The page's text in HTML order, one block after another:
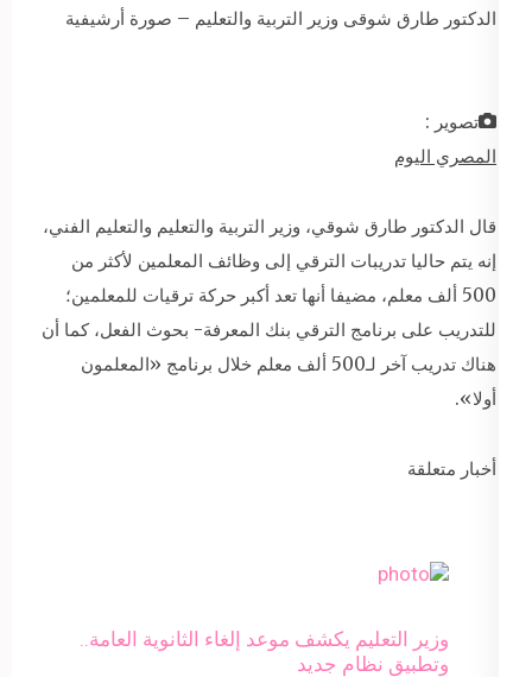
الدكتور طارق شوقى وزير التربية والتعليم – صورة أرشيفية
تصوير :
المصري اليوم
قال الدكتور طارق شوقي، وزير التربية والتعليم والتعليم الفني،
إنه يتم حاليا تدريبات الترقي إلى وظائف المعلمين لأكثر من
500 ألف معلم، مضيفا أنها تعد أكبر حركة ترقيات للمعلمين؛
للتدريب على برنامج الترقي بنك المعرفة- بحوث الفعل، كما أن
هناك تدريب آخر لـ500 ألف معلم خلال برنامج «المعلمون
أولا».
أخبار متعلقة
وزير التعليم يكشف موعد إلغاء الثانوية العامة..
وتطبيق نظام جديد